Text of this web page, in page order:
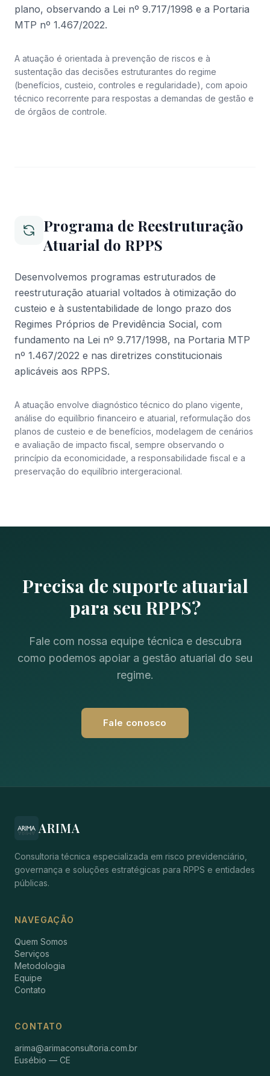
plano, observando a Lei nº 9.717/1998 e a Portaria
MTP nº 1.467/2022.
A atuação é orientada à prevenção de riscos e à
sustentação das decisões estruturantes do regime
(benefícios, custeio, controles e regularidade), com apoio
técnico recorrente para respostas a demandas de gestão e
de órgãos de controle.
Programa de Reestruturação
Atuarial do RPPS
Desenvolvemos programas estruturados de
reestruturação atuarial voltados à otimização do
custeio e à sustentabilidade de longo prazo dos
Regimes Próprios de Previdência Social, com
fundamento na Lei nº 9.717/1998, na Portaria MTP
nº 1.467/2022 e nas diretrizes constitucionais
aplicáveis aos RPPS.
A atuação envolve diagnóstico técnico do plano vigente,
análise do equilíbrio financeiro e atuarial, reformulação dos
planos de custeio e de benefícios, modelagem de cenários
e avaliação de impacto fiscal, sempre observando o
princípio da economicidade, a responsabilidade fiscal e a
preservação do equilíbrio intergeracional.
Precisa de suporte atuarial
para seu RPPS?
Fale com nossa equipe técnica e descubra
como podemos apoiar a gestão atuarial do seu
regime.
Fale conosco
ARIMA
Consultoria técnica especializada em risco previdenciário,
governança e soluções estratégicas para RPPS e entidades
públicas.
NAVEGAÇÃO
Quem Somos
Serviços
Metodologia
Equipe
Contato
CONTATO
arima@arimaconsultoria.com.br
Eusébio — CE